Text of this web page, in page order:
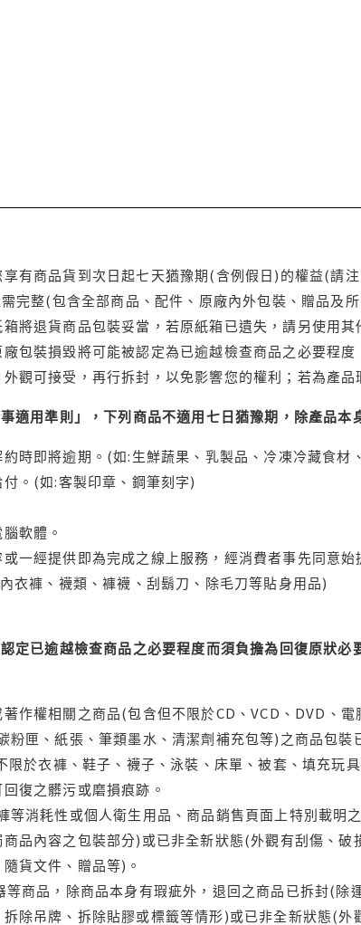
有商品貨到次日起七天猶豫期(含例假日)的權益(請
完整(包含全部商品、配件、原廠內外包裝、贈品及
將退貨商品包裝妥當，若原紙箱已遺失，請另使用
廠包裝損毀將可能被認定為已逾越檢查商品之必要程
觀可接受，再行拆封，以免影響您的權利；若為產
適用準則」，下列商品不適用七日猶豫期，除產品本
時即將逾期。(如:生鮮蔬果、乳製品、冷凍冷藏食材
。(如:客製印章、鋼筆刻字)
軟體。
一經提供即為完成之線上服務，經消費者事先同意
衣褲、襪類、褲襪、刮鬍刀、除毛刀等貼身用品)
定已逾越檢查商品之必要程度而須負擔為回復原狀
作權相關之商品(包含但不限於CD、VCD、DVD、
粉匣、紙張、筆類墨水、清潔劑補充包等)之商品包
於衣褲、鞋子、襪子、泳裝、床單、被套、填充玩
復之髒污或磨損痕跡。
等消耗性或個人衛生用品、商品銷售頁面上特別載明
品內容之包裝部分)或已非全新狀態(外觀有刮傷、
貨文件、贈品等)。
等商品，除商品本身有瑕疵外，退回之商品已拆封(
除吊牌、拆除貼膠或標籤等情形)或已非全新狀態(